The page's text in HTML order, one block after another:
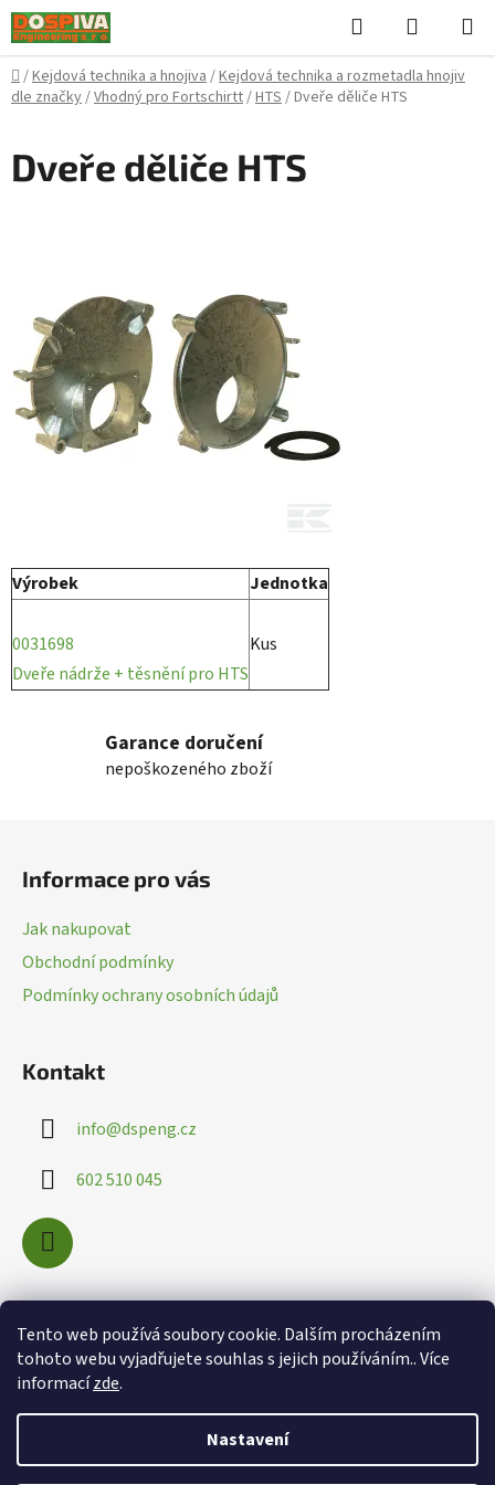
Tento web používá soubory cookie. Dalším procházením
tohoto webu vyjadřujete souhlas s jejich používáním.. Více
informacízde.
Nastavení
Přejít
na
obsah
Hledat
KOŠÍK
Domů
/Kejdová technika a hnojiva/Kejdová technika a rozmetadla hnojiv
dle značky/Vhodný pro Fortschirtt/HTS/Dveře děliče HTS
Dveře děliče HTS
Výrobek Jednotka
0031698
Dveře nádrže + těsnění pro HTS
Kus
Garance doručení
nepoškozeného zboží
Informace pro vás
Jak nakupovat
Obchodní podmínky
Podmínky ochrany osobních údajů
Kontakt
info@dspeng.cz
602 510 045
Nákupní košík